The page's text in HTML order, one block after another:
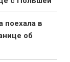
поехала в
об